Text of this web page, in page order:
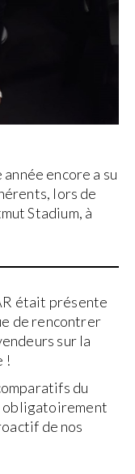
encore a su
lors de
Stadium, à
était présente
de rencontrer
sur la
!
du
obligatoirement
de nos